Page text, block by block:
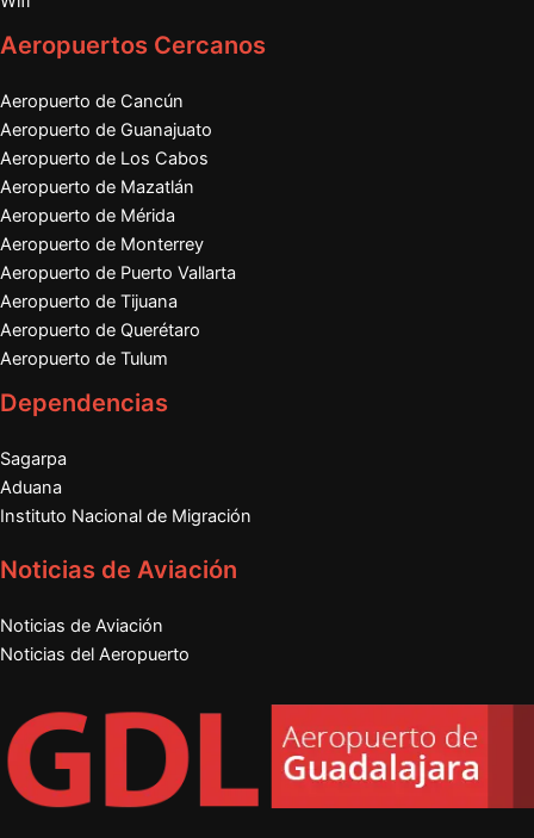
Aeropuertos Cercanos
Aeropuerto de Cancún
Aeropuerto de Guanajuato
Aeropuerto de Los Cabos
Aeropuerto de Mazatlán
Aeropuerto de Mérida
Aeropuerto de Monterrey
Aeropuerto de Puerto Vallarta
Aeropuerto de Tijuana
Aeropuerto de Querétaro
Aeropuerto de Tulum
Dependencias
Sagarpa
Aduana
Instituto Nacional de Migración
Noticias de Aviación
Noticias de Aviación
Noticias del Aeropuerto